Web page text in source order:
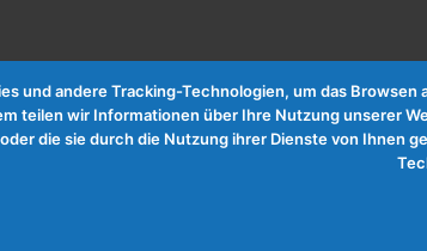
und andere Tracking-Technologien, um das
teilen wir Informationen über Ihre Nutzung unserer
die sie durch die Nutzung ihrer Dienste von Ihnen